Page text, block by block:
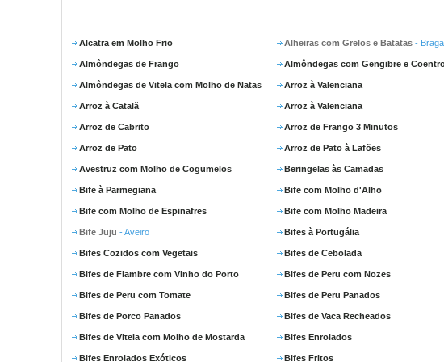
Alcatra em Molho Frio Alheiras com Grelos e Batatas -
Almôndegas de Frango Almôndegas com Gengibre e
Almôndegas de Vitela com Molho de Natas Arroz à Valenciana
Arroz à Catalã Arroz à Valenciana
Arroz de Cabrito Arroz de Frango 3 Minutos
Arroz de Pato Arroz de Pato à Lafões
Avestruz com Molho de Cogumelos Beringelas às Camadas
Bife à Parmegiana Bife com Molho d'Alho
Bife com Molho de Espinafres Bife com Molho Madeira
Bife Juju - Aveiro Bifes à Portugália
Bifes Cozidos com Vegetais Bifes de Cebolada
Bifes de Fiambre com Vinho do Porto Bifes de Peru com Nozes
Bifes de Peru com Tomate Bifes de Peru Panados
Bifes de Porco Panados Bifes de Vaca Recheados
Bifes de Vitela com Molho de Mostarda Bifes Enrolados
Bifes Enrolados Exóticos Bifes Fritos